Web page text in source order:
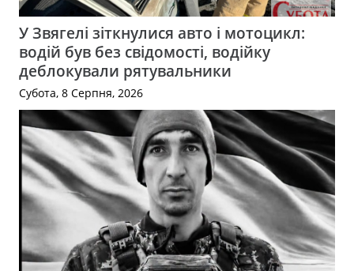
У Звягелі зіткнулися авто і мотоцикл:
водій був без свідомості, водійку
деблокували рятувальники
Субота, 8 Серпня, 2026